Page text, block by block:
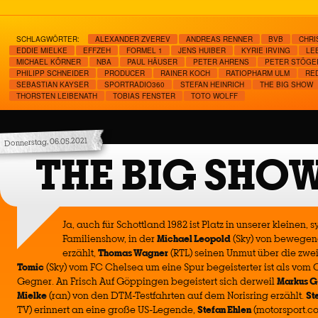
SCHLAGWÖRTER: ALEXANDER ZVEREV ANDREAS RENNER BVB
EDDIE MIELKE
EFFZEH FORMEL 1 JENS HUIBER KYRIE IRVING
MICHAEL KÖRNER
NBA PAUL HÄUSER PETER AHRENS
PETER
PHILIPP SCHNEIDER
PRODUCER RAINER KOCH RATIOPHARM ULM
SEBASTIAN KAYSER
SPORTRADIO360 STEFAN HEINRICH
THE BIG SHOW
THORSTEN LEIBENATH
TOBIAS FENSTER TOTO WOLFF
Donnerstag, 06.05.2021
THE BIG
Ja, auch für Schottland 1982 ist Platz in unserer kleinen,
Familienshow, in derMichael Leopold(Sky) von
erzählt, Thomas Wagner(RTL) seinen Unmut über die
Tomic(Sky) vom FC Chelsea um eine Spur begeisterter ist als
Gegner. An Frisch Auf Göppingen begeistert sich derweilMarkus
Mielke(ran) von den DTM-Testfahrten auf dem Norisring erzählt.
TV) erinnert an eine große US-Legende, Stefan Ehlen